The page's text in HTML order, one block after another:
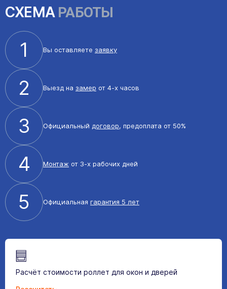
СХЕМАРАБОТЫ
1 Вы оставляете заявку
2 Выезд на замер от 4-х часов
3 Официальный договор, предоплата от 50%
4 Монтаж от 3-х рабочих дней
5 Официальная гарантия 5 лет
Расчёт стоимости роллет для окон и дверей